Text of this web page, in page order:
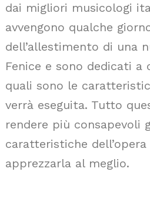
dai migliori musicologi
avvengono qualche
dell’allestimento di una
Fenice e sono dedicati a
quali sono le
verrà eseguita. Tutto
rendere più consapevoli
caratteristiche
apprezzarla al meglio.